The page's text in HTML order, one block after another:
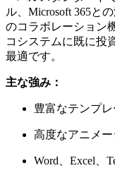
ル、Microsoft 365と
のコラボレーション
コシステムに既に投
最適です。
主な強み：
豊富なテンプ
高度なアニメ
Word、Excel、